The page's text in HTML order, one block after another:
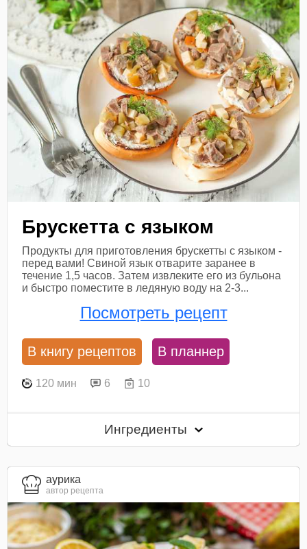
Брускетта с языком
Продукты для приготовления брускетты с языком -
перед вами! Свиной язык отварите заранее в
течение 1,5 часов. Затем извлеките его из бульона
и быстро поместите в ледяную воду на 2-3...
Посмотреть рецепт
В книгу рецептов В планнер
120 мин 6 10
Ингредиенты
aурика
автор рецепта